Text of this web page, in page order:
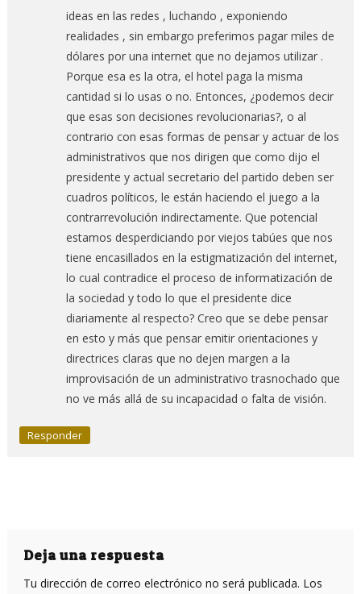
ideas en las redes , luchando , exponiendo
realidades , sin embargo preferimos pagar miles de
dólares por una internet que no dejamos utilizar .
Porque esa es la otra, el hotel paga la misma
cantidad si lo usas o no. Entonces, ¿podemos decir
que esas son decisiones revolucionarias?, o al
contrario con esas formas de pensar y actuar de los
administrativos que nos dirigen que como dijo el
presidente y actual secretario del partido deben ser
cuadros políticos, le están haciendo el juego a la
contrarrevolución indirectamente. Que potencial
estamos desperdiciando por viejos tabúes que nos
tiene encasillados en la estigmatización del internet,
lo cual contradice el proceso de informatización de
la sociedad y todo lo que el presidente dice
diariamente al respecto? Creo que se debe pensar
en esto y más que pensar emitir orientaciones y
directrices claras que no dejen margen a la
improvisación de un administrativo trasnochado que
no ve más allá de su incapacidad o falta de visión.
Responder
Deja una respuesta
Tu dirección de correo electrónico no será publicada. Los